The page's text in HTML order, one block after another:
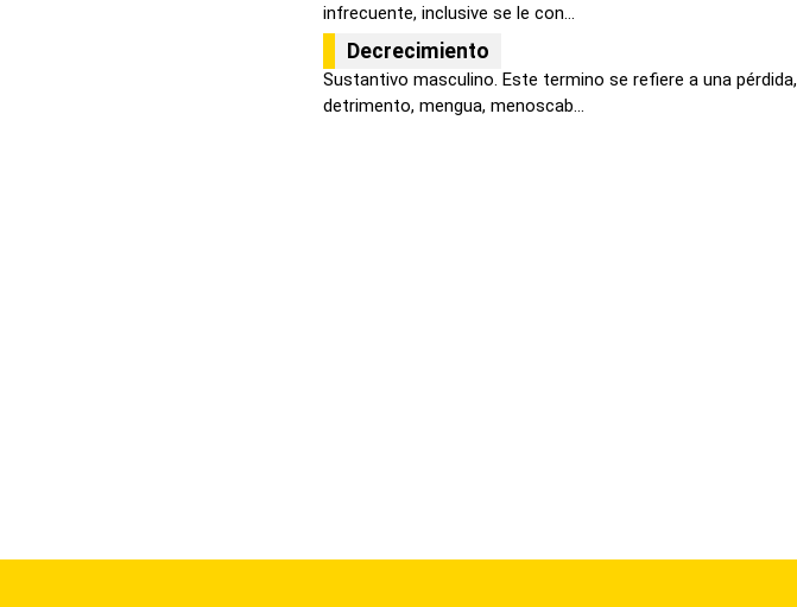
infrecuente, inclusive se le con...
Decrecimiento
Sustantivo masculino. Este termino se refiere a una pérdida,
detrimento, mengua, menoscab...